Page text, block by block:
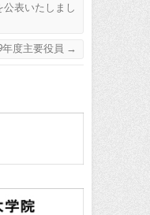
表いたしまし
度主要役員 →